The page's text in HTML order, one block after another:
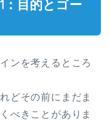
目的とゴー
ンを考えるところ
どその前にまだま
べきことがありま